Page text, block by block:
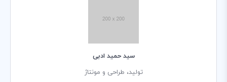
سید حمید ادبی
تولید، طراحی و مونتاژ